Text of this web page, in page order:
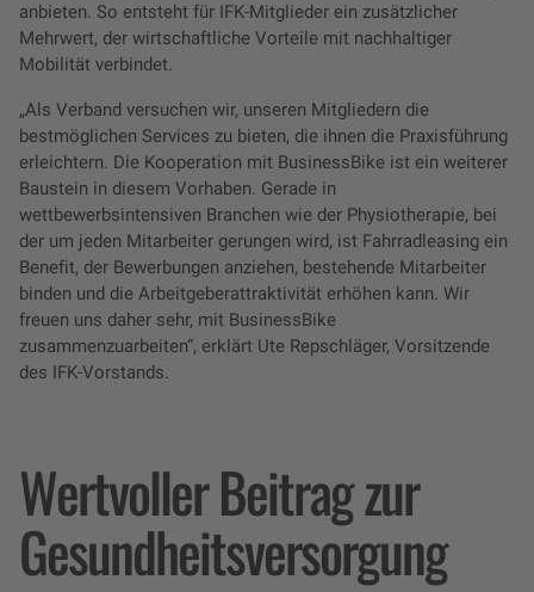
anbieten. So entsteht für IFK-Mitglieder ein zusätzlicher
Mehrwert, der wirtschaftliche Vorteile mit nachhaltiger
Mobilität verbindet.
„Als Verband versuchen wir, unseren Mitgliedern die
bestmöglichen Services zu bieten, die ihnen die Praxisführung
erleichtern. Die Kooperation mit BusinessBike ist ein weiterer
Baustein in diesem Vorhaben. Gerade in
wettbewerbsintensiven Branchen wie der Physiotherapie, bei
der um jeden Mitarbeiter gerungen wird, ist Fahrradleasing ein
Benefit, der Bewerbungen anziehen, bestehende Mitarbeiter
binden und die Arbeitgeberattraktivität erhöhen kann. Wir
freuen uns daher sehr, mit BusinessBike
zusammenzuarbeiten“, erklärt Ute Repschläger, Vorsitzende
des IFK-Vorstands.
Wertvoller Beitrag zur
Gesundheitsversorgung